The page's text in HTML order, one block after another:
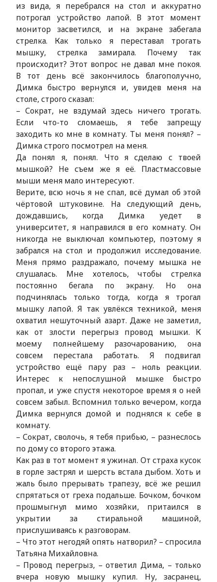
из вида, я перебрался на стол и аккуратно
потрогал устройство лапой. В этот момент
монитор засветился, и на экране забегала
стрелка. Как только я переставал трогать
мышку, стрелка замирала. Почему так
происходит? Этот вопрос не давал мне покоя.
В тот день всё закончилось благополучно,
Димка быстро вернулся и, увидев меня на
столе, строго сказал:
– Сократ, не вздумай здесь ничего трогать.
Если что-то сломаешь, я тебе запрещу
заходить ко мне в комнату. Ты меня понял? –
Димка строго посмотрел на меня.
Да понял я, понял. Что я сделаю с твоей
мышкой? Не съем же я её. Пластмассовые
мыши меня мало интересуют.
Верите, всю ночь я не спал, всё думал об этой
чёртовой штуковине. На следующий день,
дождавшись, когда Димка уедет в
университет, я направился в его комнату. Он
никогда не выключал компьютер, поэтому я
забрался на стол и продолжил исследование.
Меня прямо раздражало, почему мышка не
слушалась. Мне хотелось, чтобы стрелка
постоянно бегала по экрану. Но она
подчинялась только тогда, когда я трогал
мышку лапой. Я так увлёкся техникой, меня
охватил нешуточный азарт. Даже не заметил,
как от злости перегрыз провод мышки. К
моему полнейшему разочарованию, она
совсем перестала работать. Я подвигал
устройство ещё пару раз – ноль реакции.
Интерес к непослушной мышке быстро
пропал, и уже спустя некоторое время я о ней
совсем забыл. Вспомнил только вечером, когда
Димка вернулся домой и поднялся к себе в
комнату.
– Сократ, сволочь, я тебя прибью, – разнеслось
по дому со второго этажа.
Как раз в тот момент я ужинал. От страха кусок
в горле застрял и шерсть встала дыбом. Хоть и
жаль было прерывать трапезу, всё же решил
спрятаться от греха подальше. Бочком, бочком
прошмыгнул мимо хозяйки, притаился в
укрытии за стиральной машиной,
прислушиваясь к разговорам.
– Что этот негодяй опять натворил? – спросила
Татьяна Михайловна.
– Провод перегрыз, – ответил Дима, – только
вчера новую мышку купил. Ну, засранец,